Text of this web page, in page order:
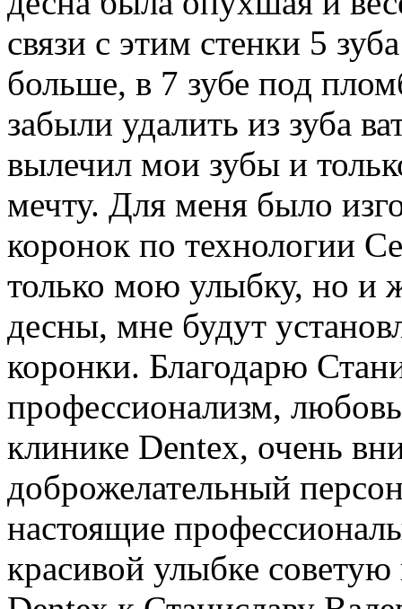
связи с этим стенки 5
больше, в 7 зубе под
забыли удалить из зуба
вылечил мои зубы и
мечту. Для меня было
коронок по технологии
только мою улыбку, но и
десны, мне будут
коронки. Благодарю
профессионализм,
клинике Dentex, очень
доброжелательный
настоящие
красивой улыбке